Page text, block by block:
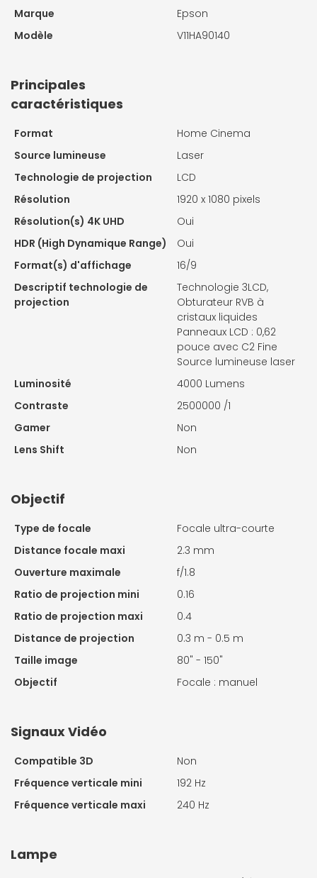
Marque
Epson
Modèle
V11HA90140
Principales
caractéristiques
Format
Home Cinema
Source lumineuse
Laser
Technologie de projection
LCD
Résolution
1920 x 1080 pixels
Résolution(s) 4K UHD
Oui
HDR (High Dynamique Range)
Oui
Format(s) d'affichage
16/9
Descriptif technologie de
projection
Technologie 3LCD,
Obturateur RVB à
cristaux liquides
Panneaux LCD : 0,62
pouce avec C2 Fine
Source lumineuse laser
Luminosité
4000 Lumens
Contraste
2500000 /1
Gamer
Non
Lens Shift
Non
Objectif
Type de focale
Focale ultra-courte
Distance focale maxi
2.3 mm
Ouverture maximale
f/1.8
Ratio de projection mini
0.16
Ratio de projection maxi
0.4
Distance de projection
0.3 m - 0.5 m
Taille image
80" - 150"
Objectif
Focale : manuel
Signaux Vidéo
Compatible 3D
Non
Fréquence verticale mini
192 Hz
Fréquence verticale maxi
240 Hz
Lampe